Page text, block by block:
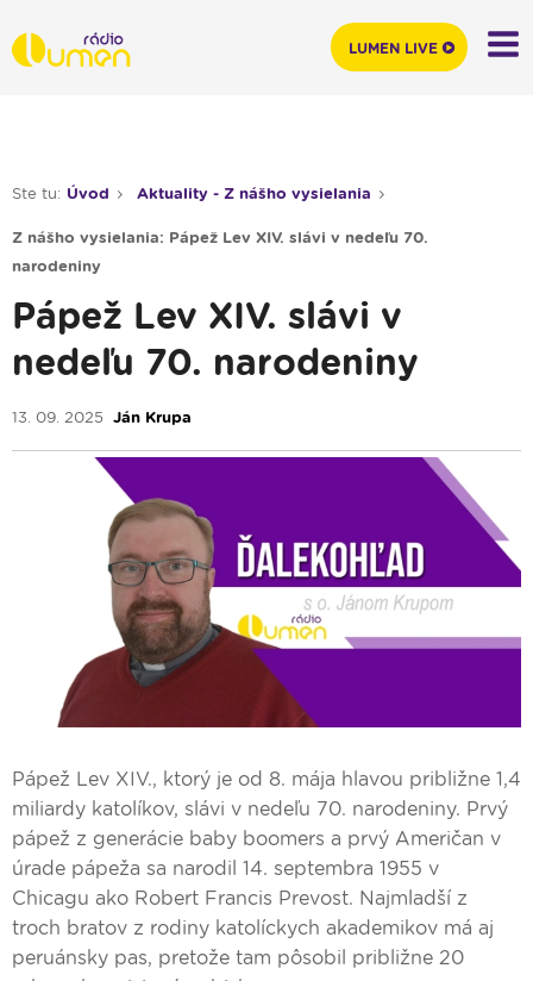
Ste tu: Úvod Aktuality - Z nášho vysielania
Z nášho vysielania: Pápež Lev XIV. slávi v nedeľu 70.
narodeniny
Pápež Lev XIV. slávi v
nedeľu 70. narodeniny
13. 09. 2025 Ján Krupa
Pápež Lev XIV., ktorý je od 8. mája hlavou približne 1,4
miliardy katolíkov, slávi v nedeľu 70. narodeniny. Prvý
pápež z generácie baby boomers a prvý Američan v
úrade pápeža sa narodil 14. septembra 1955 v
Chicagu ako Robert Francis Prevost. Najmladší z
troch bratov z rodiny katolíckych akademikov má aj
peruánsky pas, pretože tam pôsobil približne 20
LUMEN LIVE